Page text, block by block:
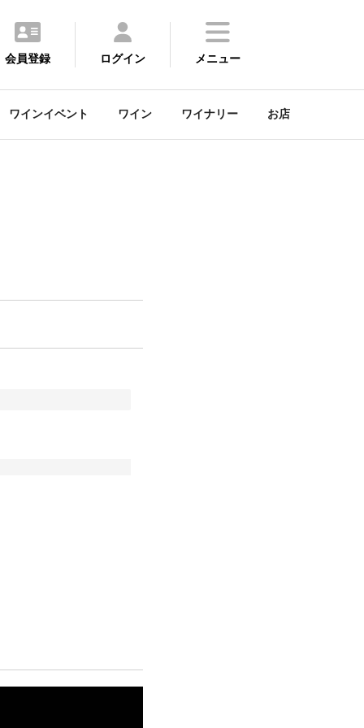
会員登録 ログイン メニュー
ワインイベント ワイン ワイナリー お店